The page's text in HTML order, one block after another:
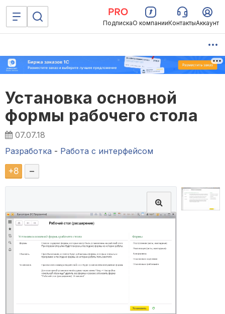
ПодпискаО компанииКонтактыАккаунт
Установка основной
формы рабочего стола
07.07.18
Разработка - Работа с интерфейсом
+8 –